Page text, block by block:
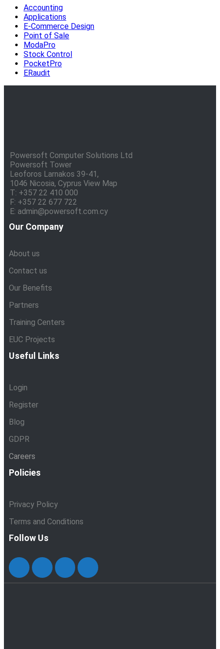
Accounting
Applications
E-Commerce Design
Point of Sale
ModaPro
Stock Control
PocketPro
ERaudit
Powersoft Computer Solutions Ltd
Powersoft Tower
Leoforos Larnakos 39-41,
1046 Nicosia, Cyprus View Map
T: +357 22 410 000
F: +357 22 677 722
E: admin@powersoft.com.cy
Our Company
About us
Contact us
Our Benefits
Partners
Training Centers
EUC Projects
Useful Links
Login
Register
Blog
GDPR
Careers
Policies
Privacy Policy
Terms and Conditions
Follow Us